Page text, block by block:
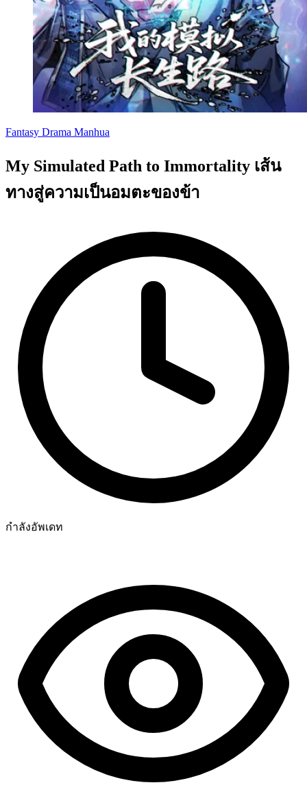
Fantasy Drama Manhua
My Simulated Path to Immortality เส้น
ทางสู่ความเป็นอมตะของข้า
กำลังอัพเดท